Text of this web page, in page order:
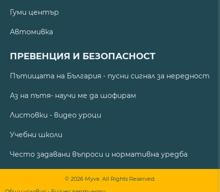
Гуми център
Автомивка
ПРЕВЕНЦИЯ И БЕЗОПАСНОСТ
Пътищата на България - пусни сигнал за нередност
Аз на пътя- научи ме да шофирам
Листовки - видео уроци
Учебни школи
Често задавани въпроси и нормативна уредба
© 2026 Myve. All Rights Reserved.